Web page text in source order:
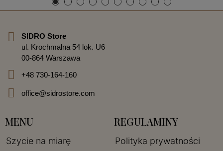
SIDRO Store
ul. Krochmalna 54 lok. U6
00-864 Warszawa
+48 730-164-160
office@sidrostore.com
MENU
Szycie na miarę
REGULAMINY
Polityka prywatności